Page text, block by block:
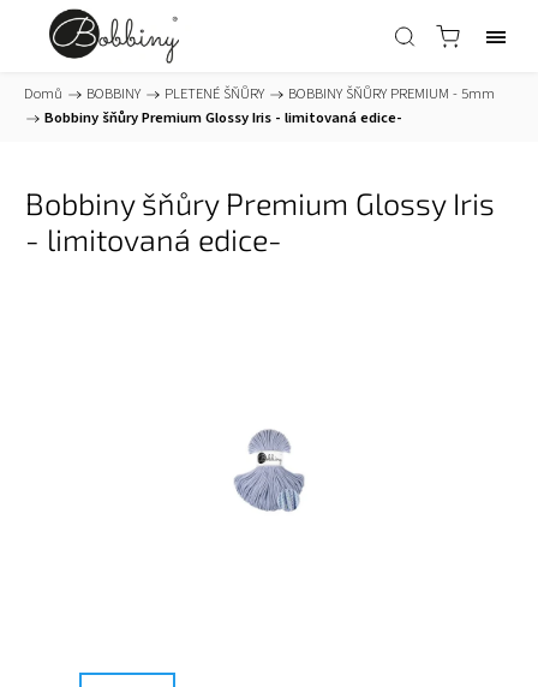
Domů / BOBBINY / PLETENÉ ŠŇŮRY /
BOBBINY ŠŇŮRY PREMIUM - 5mm
/
Bobbiny šňůry Premium Glossy Iris - limitovaná edice-
Bobbiny šňůry Premium Glossy Iris
- limitovaná edice-